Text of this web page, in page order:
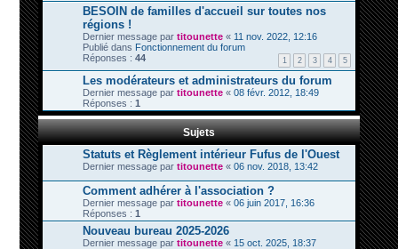
BESOIN de familles d'accueil sur toutes nos
régions !
Dernier message par titounette« 11 nov. 2022, 12:16
Publié dans Fonctionnement du forum
Réponses : 44 1 2 3 4 5
Les modérateurs et administrateurs du forum
Dernier message par titounette« 08 févr. 2012, 18:49
Réponses : 1
Sujets
Statuts et Règlement intérieur Fufus de l'Ouest
Dernier message par titounette« 06 nov. 2018, 13:42
Comment adhérer à l'association ?
Dernier message par titounette« 06 juin 2017, 16:36
Réponses : 1
Nouveau bureau 2025-2026
Dernier message par titounette« 15 oct. 2025, 18:37